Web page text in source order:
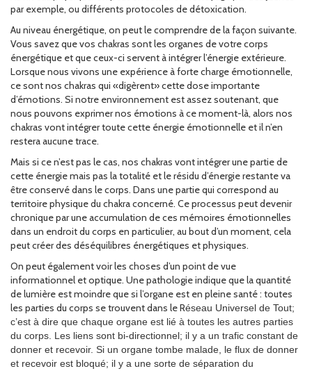
par exemple, ou différents protocoles de détoxication.
Au niveau énergétique, on peut le comprendre de la façon suivante.
Vous savez que vos chakras sont les organes de votre corps
énergétique et que ceux-ci servent à intégrer l’énergie extérieure.
Lorsque nous vivons une expérience à forte charge émotionnelle,
ce sont nos chakras qui «digèrent» cette dose importante
d’émotions. Si notre environnement est assez soutenant, que
nous pouvons exprimer nos émotions à ce moment-là, alors nos
chakras vont intégrer toute cette énergie émotionnelle et il n’en
restera aucune trace.
Mais si ce n’est pas le cas, nos chakras vont intégrer une partie de
cette énergie mais pas la totalité et le résidu d’énergie restante va
être conservé dans le corps. Dans une partie qui correspond au
territoire physique du chakra concerné. Ce processus peut devenir
chronique par une accumulation de ces mémoires émotionnelles
dans un endroit du corps en particulier, au bout d’un moment, cela
peut créer des déséquilibres énergétiques et physiques.
On peut également voir les choses d’un point de vue
informationnel et optique. Une pathologie indique que la quantité
de lumière est moindre que si l’organe est en pleine santé : toutes
les parties du corps se trouvent dans le Réseau Universel de Tout;
c’est à dire que chaque organe est lié à toutes les autres parties
du corps. Les liens sont bi-directionnel; il y a un trafic constant de
donner et recevoir. Si un organe tombe malade, le flux de donner
et recevoir est bloqué; il y a une sorte de séparation du